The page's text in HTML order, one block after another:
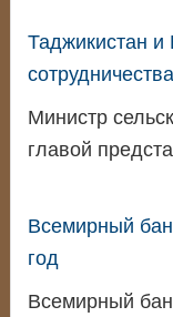
Таджикистан и
Министр
главой
Всемирный
год
Всемирный